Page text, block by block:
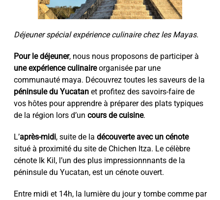
Déjeuner spécial expérience culinaire chez les Mayas.
Pour le déjeuner, nous nous proposons de participer à
une expérience culinaireorganisée par une
communauté maya. Découvrez toutes les saveurs de la
péninsule du Yucatanet profitez des savoirs-faire de
vos hôtes pour apprendre à préparer des plats typiques
de la région lors d’un cours de cuisine.
L’après-midi, suite de la découverte avec un cénote
situé à proximité du site de Chichen Itza. Le célèbre
cénote Ik Kil, l’un des plus impressionnnants de la
péninsule du Yucatan, est un cénote ouvert.
Entre midi et 14h, la lumière du jour y tombe comme par